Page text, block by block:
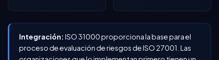
Integración: ISO 31000 proporciona la base para el
proceso de evaluación de riesgos de ISO 27001. Las